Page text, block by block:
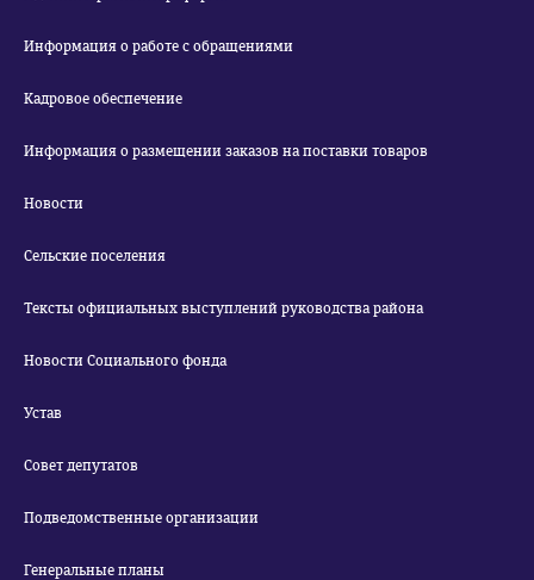
Информация о работе с обращениями
Кадровое обеспечение
Информация о размещении заказов на поставки товаров
Новости
Сельские поселения
Тексты официальных выступлений руководства района
Новости Социального фонда
Устав
Совет депутатов
Подведомственные организации
Генеральные планы